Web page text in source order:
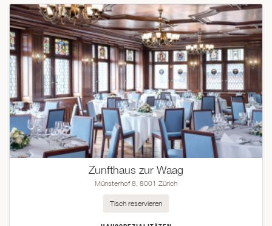
Zunfthaus zur Waag
Münsterhof 8, 8001 Zürich
Tisch reservieren